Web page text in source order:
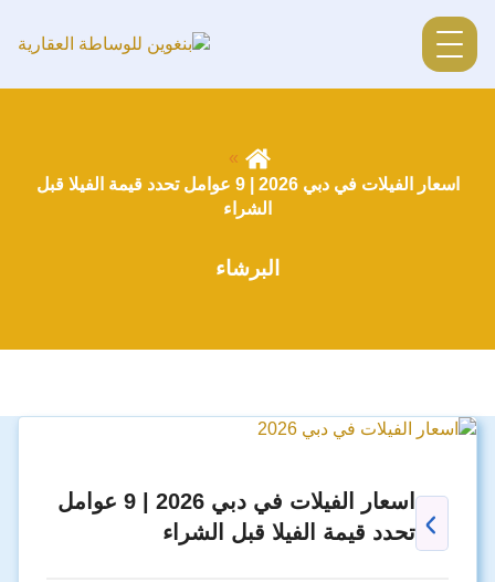
اسعار الفيلات في دبي 2026 | 9 عوامل تحدد قيمة الفيلا قبل
الشراء
البرشاء
اسعار الفيلات في دبي 2026 | 9 عوامل
تحدد قيمة الفيلا قبل الشراء